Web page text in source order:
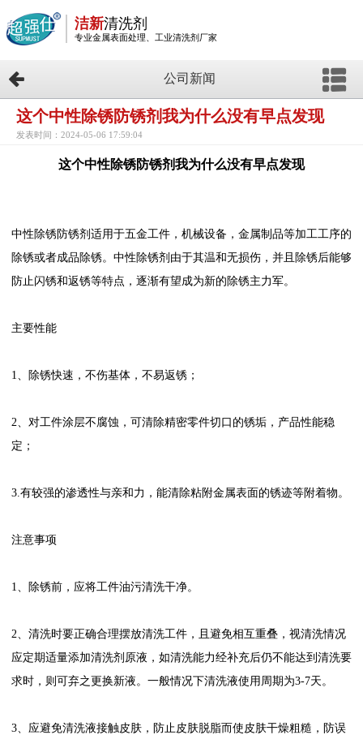
洁新清洗剂
专业金属表面处理、工业清洗剂厂家
公司新闻
这个中性除锈防锈剂我为什么没有早点发现
发表时间：2024-05-06 17:59:04
这个中性除锈防锈剂我为什么没有早点发现
中性除锈防锈剂适用于五金工件，机械设备，金属制品等加工工序的
除锈或者成品除锈。中性除锈剂由于其温和无损伤，并且除锈后能够
防止闪锈和返锈等特点，逐渐有望成为新的除锈主力军。
主要性能
1、除锈快速，不伤基体，不易返锈；
2、对工件涂层不腐蚀，可清除精密零件切口的锈垢，产品性能稳
定；
3.有较强的渗透性与亲和力，能清除粘附金属表面的锈迹等附着物。
注意事项
1、除锈前，应将工件油污清洗干净。
2、清洗时要正确合理摆放清洗工件，且避免相互重叠，视清洗情况
应定期适量添加清洗剂原液，如清洗能力经补充后仍不能达到清洗要
求时，则可弃之更换新液。一般情况下清洗液使用周期为3-7天。
3、应避免清洗液接触皮肤，防止皮肤脱脂而使皮肤干燥粗糙，防误